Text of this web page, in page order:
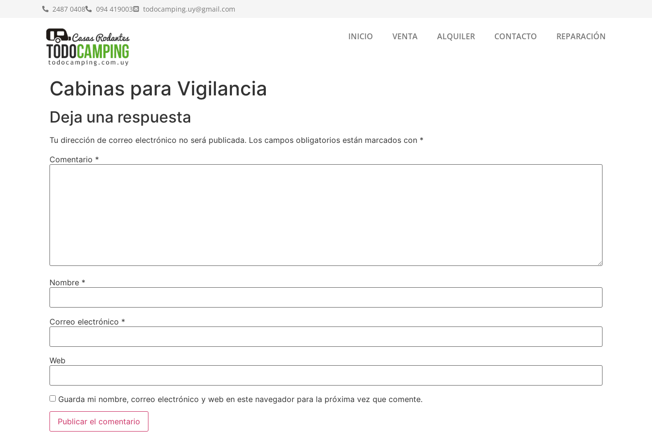
2487 0408 094 419003 todocamping.uy@gmail.com
INICIO VENTA ALQUILER CONTACTO REPARACIÓN
Cabinas para Vigilancia
Deja una respuesta
Tu dirección de correo electrónico no será publicada. Los campos obligatorios están marcados con *
Comentario *
Nombre *
Correo electrónico *
Web
Guarda mi nombre, correo electrónico y web en este navegador para la próxima vez que comente.